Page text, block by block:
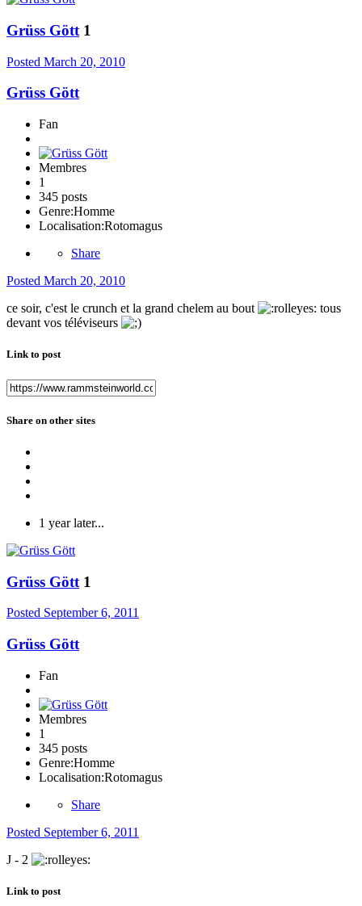
Grüss Gött 1
Posted March 20, 2010
Grüss Gött
Fan
Membres
1
345 posts
Genre:Homme
Localisation:Rotomagus
Share
Posted March 20, 2010
ce soir, c'est le crunch et la grand chelem au bout
tous
devant vos téléviseurs
Link to post
Share on other sites
1 year later...
Grüss Gött 1
Posted September 6, 2011
Grüss Gött
Fan
Membres
1
345 posts
Genre:Homme
Localisation:Rotomagus
Share
Posted September 6, 2011
J - 2
Link to post